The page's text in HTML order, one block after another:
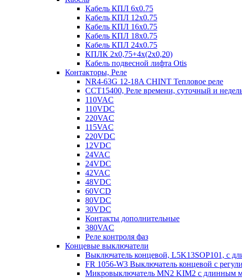
Кабель КПЛ 6х0.75
Кабель КПЛ 12х0.75
Кабель КПЛ 16х0.75
Кабель КПЛ 18х0.75
Кабель КПЛ 24х0.75
КПЛК 2х0,75+4х(2х0,20)
Кабель подвесной лифта Otis
Контакторы, Реле
NR4-63G 12-18A CHINT Тепловое реле
CCT15400, Реле времени, суточный и
110VAC
110VDC
220VAC
115VAC
220VDC
12VDC
24VAC
24VDC
42VAC
48VDC
60VCD
80VDC
30VDC
Контакты дополнительные
380VAC
Реле контроля фаз
Концевые выключатели
Выключатель концевой, L5K13SOP101, с
FR 1056-W3 Выключатель концевой с
Микровыключатель MN2 KIM2 с длинным